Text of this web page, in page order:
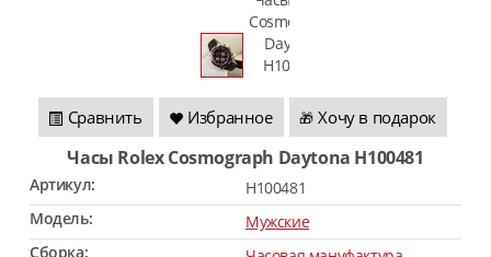
Сравнить Избранное 🎁 Хочу в подарок
Часы Rolex Cosmograph Daytona H100481
Артикул:
H100481
Модель:
Мужские
Сборка: